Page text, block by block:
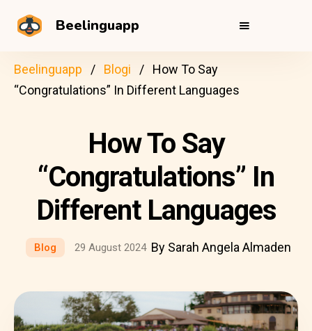
Beelinguapp
Beelinguapp Blogi
How To Say
“Congratulations” In Different Languages
How To Say
“Congratulations” In
Different Languages
Blog 29 August 2024 By Sarah Angela Almaden